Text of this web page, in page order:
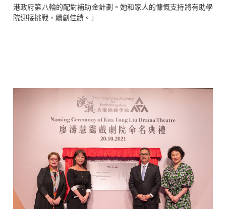
港政府第八輪的配對補助金計劃。她和家人的慷慨支持將有助學
院迎接挑戰，續創佳績。」